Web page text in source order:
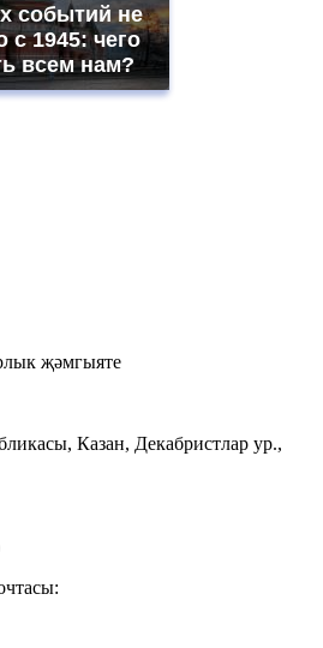
событий не
с 1945: чего
всем нам?
җәмгыяте
Казан, Декабристлар ур.,